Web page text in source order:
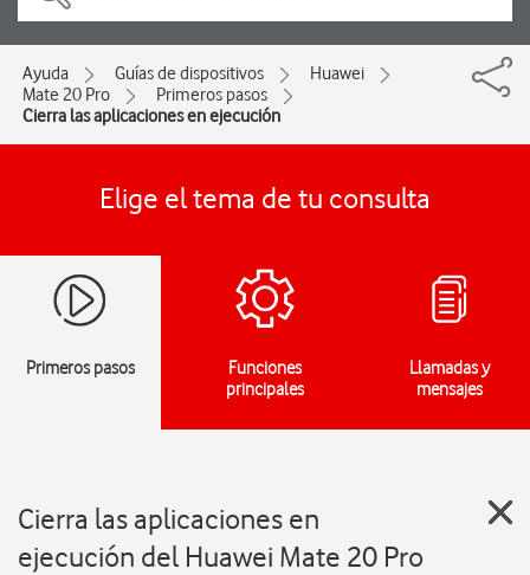
Ayuda Guías de dispositivos
Huawei
Mate 20 Pro
Primeros pasos
Cierra las aplicaciones en ejecución
Elige el tema de tu consulta
Primeros pasos
Funciones
principales
Llamadas y
mensajes
Cierra las aplicaciones en
ejecución del Huawei Mate 20 Pro